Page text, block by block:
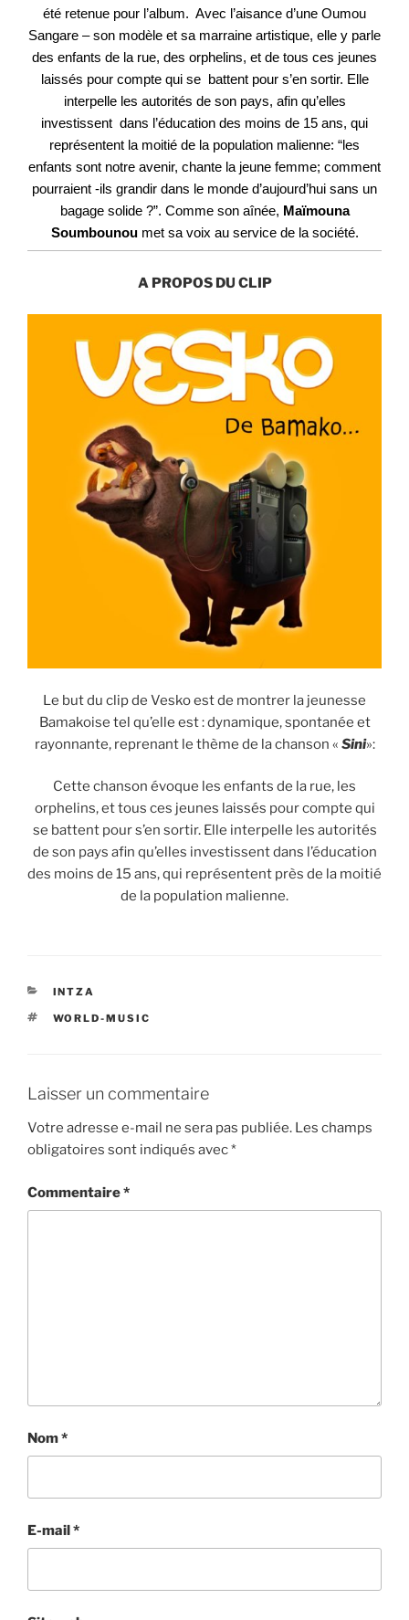
été retenue pour l’album. Avec l’aisance d’une Oumou
Sangare – son modèle et sa marraine artistique, elle y parle
des enfants de la rue, des orphelins, et de tous ces jeunes
laissés pour compte qui se battent pour s’en sortir. Elle
interpelle les autorités de son pays, afin qu’elles
investissent dans l’éducation des moins de 15 ans, qui
représentent la moitié de la population malienne: “les
enfants sont notre avenir, chante la jeune femme; comment
pourraient -ils grandir dans le monde d’aujourd’hui sans un
bagage solide ?”. Comme son aînée, Maïmouna
Soumbounoumet sa voix au service de la société.
A PROPOS DU CLIP
Le but du clip de Vesko est de montrer la jeunesse
Bamakoise tel qu’elle est : dynamique, spontanée et
rayonnante, reprenant le thème de la chanson « Sini»:
Cette chanson évoque les enfants de la rue, les
orphelins, et tous ces jeunes laissés pour compte qui
se battent pour s’en sortir. Elle interpelle les autorités
de son pays afin qu’elles investissent dans l’éducation
des moins de 15 ans, qui représentent près de la moitié
de la population malienne.
CATÉGORIES
INTZA
ÉTIQUETTES
WORLD-MUSIC
Laisser un commentaire
Votre adresse e-mail ne sera pas publiée. Les champs
obligatoires sont indiqués avec*
Commentaire*
Nom*
E-mail*